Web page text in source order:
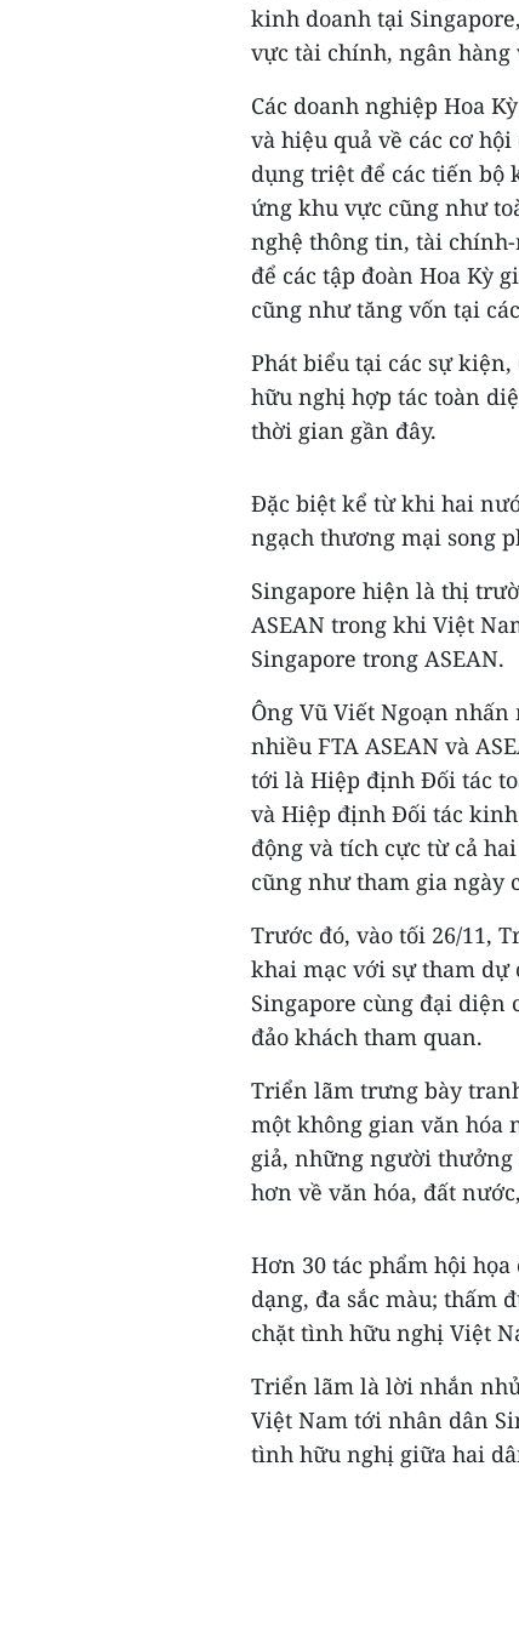
kinh doanh tại
vực tài chính, ngân hàng
Các doanh nghiệp Hoa
và hiệu quả về các cơ
dụng triệt để các tiến bộ
ứng khu vực cũng như
nghệ thông tin, tài
để các tập đoàn Hoa Kỳ
cũng như tăng vốn tại
Phát biểu tại các sự kiện,
hữu nghị hợp tác toàn
thời gian gần đây.
Đặc biệt kể từ khi hai
ngạch thương mại song
Singapore hiện là thị
ASEAN trong khi Việt
Singapore trong ASEAN.
Ông Vũ Viết Ngoạn
nhiều FTA ASEAN và
tới là Hiệp định Đối tác
và Hiệp định Đối tác kinh
động và tích cực từ cả
cũng như tham gia ngày
Trước đó, vào tối 26/11,
khai mạc với sự tham dự
Singapore cùng đại diện
đảo khách tham quan.
Triển lãm trưng bày
một không gian văn hóa
giả, những người
hơn về văn hóa, đất
Hơn 30 tác phẩm hội
dạng, đa sắc màu; thấm
chặt tình hữu nghị Việt
Triển lãm là lời nhắn
Việt Nam tới nhân dân
tình hữu nghị giữa hai